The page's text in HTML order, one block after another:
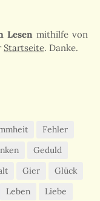
Lesenmithilfe von
Startseite. Danke.
Fehler
Geduld
Gier
Glück
Leben
Liebe